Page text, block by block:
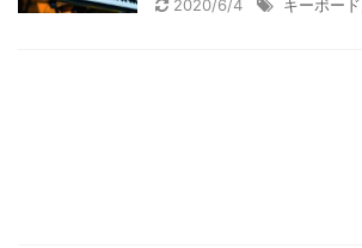
2020/6/4 キーボード